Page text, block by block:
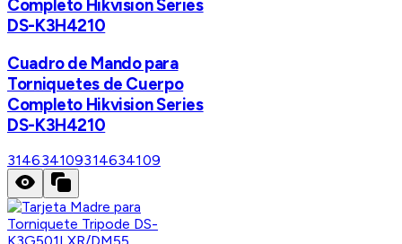
Completo Hikvision Series
DS-K3H4210
Cuadro de Mando para
Torniquetes de Cuerpo
Completo Hikvision Series
DS-K3H4210
314634109314634109